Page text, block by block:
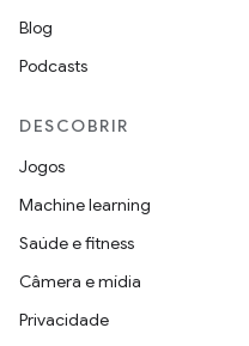
Blog
Podcasts
DESCOBRIR
Jogos
Machine learning
Saúde e fitness
Câmera e mídia
Privacidade